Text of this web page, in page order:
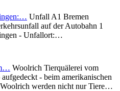
Unfall A1 Bremen
auf der Autobahn 1
- Unfallort:…
Woolrich Tierquälerei vom
- beim amerikanischen
werden nicht nur Tiere…